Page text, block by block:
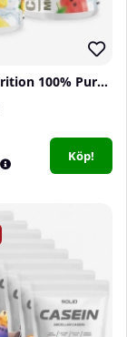
2 x Elit Nutrition 100% Pure Creatine Monohydrate, 300 g
Köp!